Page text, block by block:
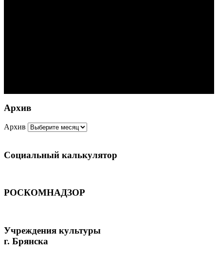
Архив
Архив
Социальный калькулятор
РОСКОМНАДЗОР
Учреждения культуры
г. Брянска